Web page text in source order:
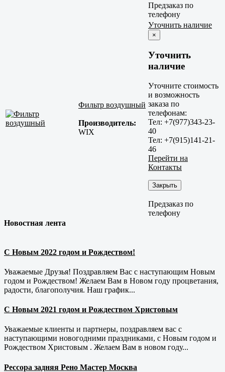
Предзаказ по
телефону
Фильтр воздушный
Производитель:
WIX
Уточнить наличие
×
Уточнить
наличие
Уточните стоимость
и возможность
заказа по
телефонам:
Тел: +7(977)343-23-
40
Тел: +7(915)141-21-
46
Перейти на
Контакты
Закрыть
Предзаказ по
телефону
Новостная лента
С Новым 2022 годом и Рождеством!
Уважаемые Друзья! Поздравляем Вас с наступающим Новым
годом и Рождеством! Желаем Вам в Новом году процветания,
радости, благополучия. Наш график...
С Новым 2021 годом и Рождеством Христовым
Уважаемые клиенты и партнеры, поздравляем вас с
наступающими новогодними праздниками, с Новым годом и
Рождеством Христовым . Желаем Вам в новом году...
Рессора задняя Рено Мастер Москва